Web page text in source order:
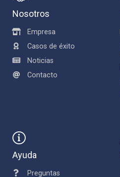
Nosotros
Empresa
Casos de éxito
Noticias
Contacto
Ayuda
Preguntas